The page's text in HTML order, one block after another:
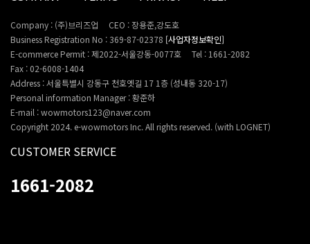
Company : (주)브리즈업
CEO : 장용준,강도호
Business Registration No : 369-87-02378 [사업자정보확인]
E-commerce Permit : 제2022-서울강동-0077호
Tel : 1661-2082
Fax : 02-6008-1404
Address : 서울특별시 강동구 천호옛길 17 1층 (성내동 320-17)
Personal information Manager : 황준하
E-mail : wowmotors123@naver.com
Copyright 2024. e-wowmotors Inc. All rights reserved. (with LOGNET)
CUSTOMER SERVICE
1661-2082